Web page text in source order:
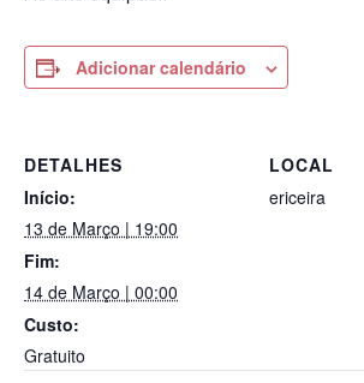
Adicionar calendário
DETALHES
Início:
13 de Março | 19:00
Fim:
14 de Março | 00:00
Custo:
Gratuito
LOCAL
ericeira